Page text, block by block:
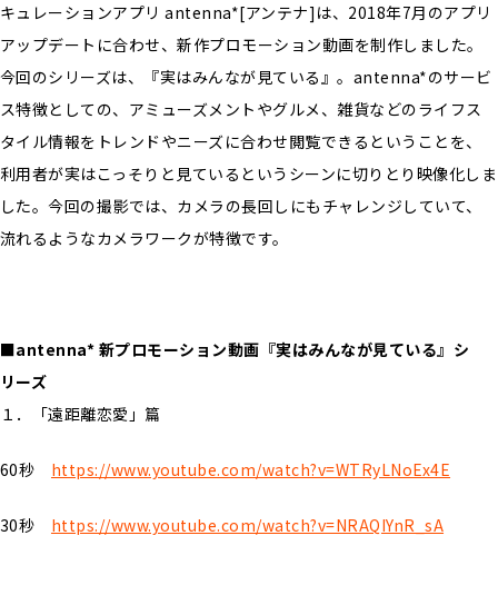
キュレーションアプリ antenna*[アンテナ]は、2018年7月のアプリ
アップデートに合わせ、新作プロモーション動画を制作しました。
今回のシリーズは、『実はみんなが見ている』。antenna*のサービ
ス特徴としての、アミューズメントやグルメ、雑貨などのライフス
タイル情報をトレンドやニーズに合わせ閲覧できるということを、
利用者が実はこっそりと見ているというシーンに切りとり映像化しま
した。今回の撮影では、カメラの長回しにもチャレンジしていて、
流れるようなカメラワークが特徴です。
■antenna* 新プロモーション動画『実はみんなが見ている』シ
リーズ
１．「遠距離恋愛」篇
60秒 https://www.youtube.com/watch?v=WTRyLNoEx4E
30秒 https://www.youtube.com/watch?v=NRAQIYnR_sA